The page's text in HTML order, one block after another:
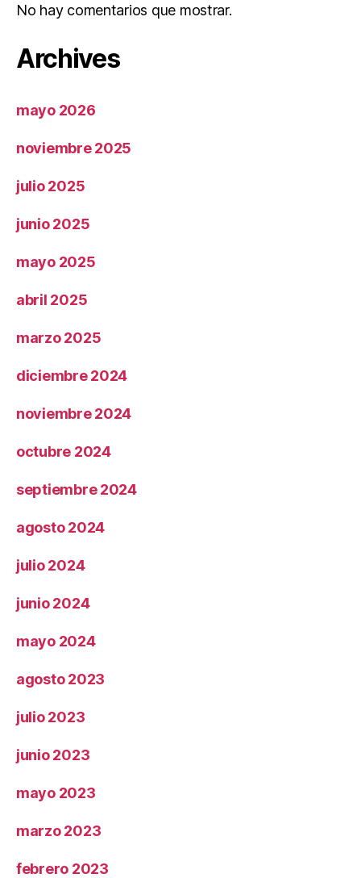
No hay comentarios que mostrar.
Archives
mayo 2026
noviembre 2025
julio 2025
junio 2025
mayo 2025
abril 2025
marzo 2025
diciembre 2024
noviembre 2024
octubre 2024
septiembre 2024
agosto 2024
julio 2024
junio 2024
mayo 2024
agosto 2023
julio 2023
junio 2023
mayo 2023
marzo 2023
febrero 2023